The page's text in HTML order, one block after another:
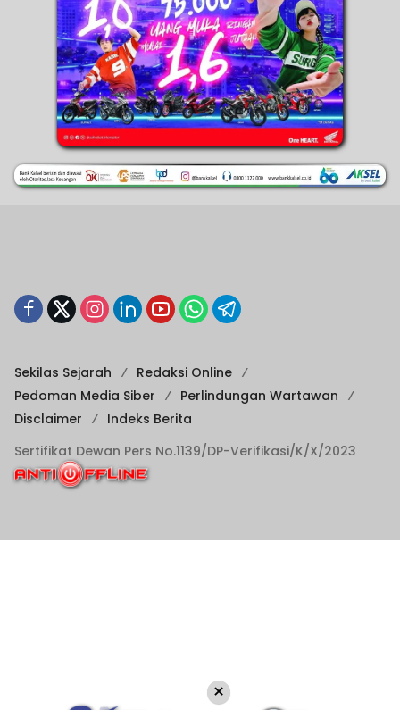
Sekilas Sejarah
Redaksi Online
Pedoman Media Siber
Perlindungan Wartawan
Disclaimer
Indeks Berita
Sertifikat Dewan Pers No.1139/DP-Verifikasi/K/X/2023
×